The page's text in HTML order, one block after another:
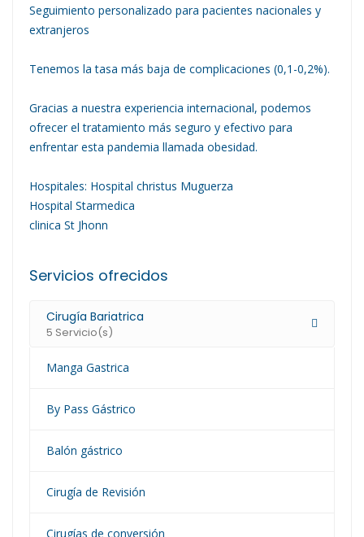
Seguimiento personalizado para pacientes nacionales y
extranjeros
Tenemos la tasa más baja de complicaciones (0,1-0,2%).
Gracias a nuestra experiencia internacional, podemos
ofrecer el tratamiento más seguro y efectivo para
enfrentar esta pandemia llamada obesidad.
Hospitales: Hospital christus Muguerza
Hospital Starmedica
clinica St Jhonn
Servicios ofrecidos
Cirugía Bariatrica
5 Servicio(s)
Manga Gastrica
By Pass Gástrico
Balón gástrico
Cirugía de Revisión
Cirugías de conversión